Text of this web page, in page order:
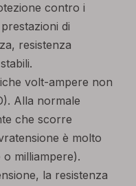
contro i
di
resistenza
volt-ampere non
Alla normale
che scorre
è molto
milliampere).
la resistenza